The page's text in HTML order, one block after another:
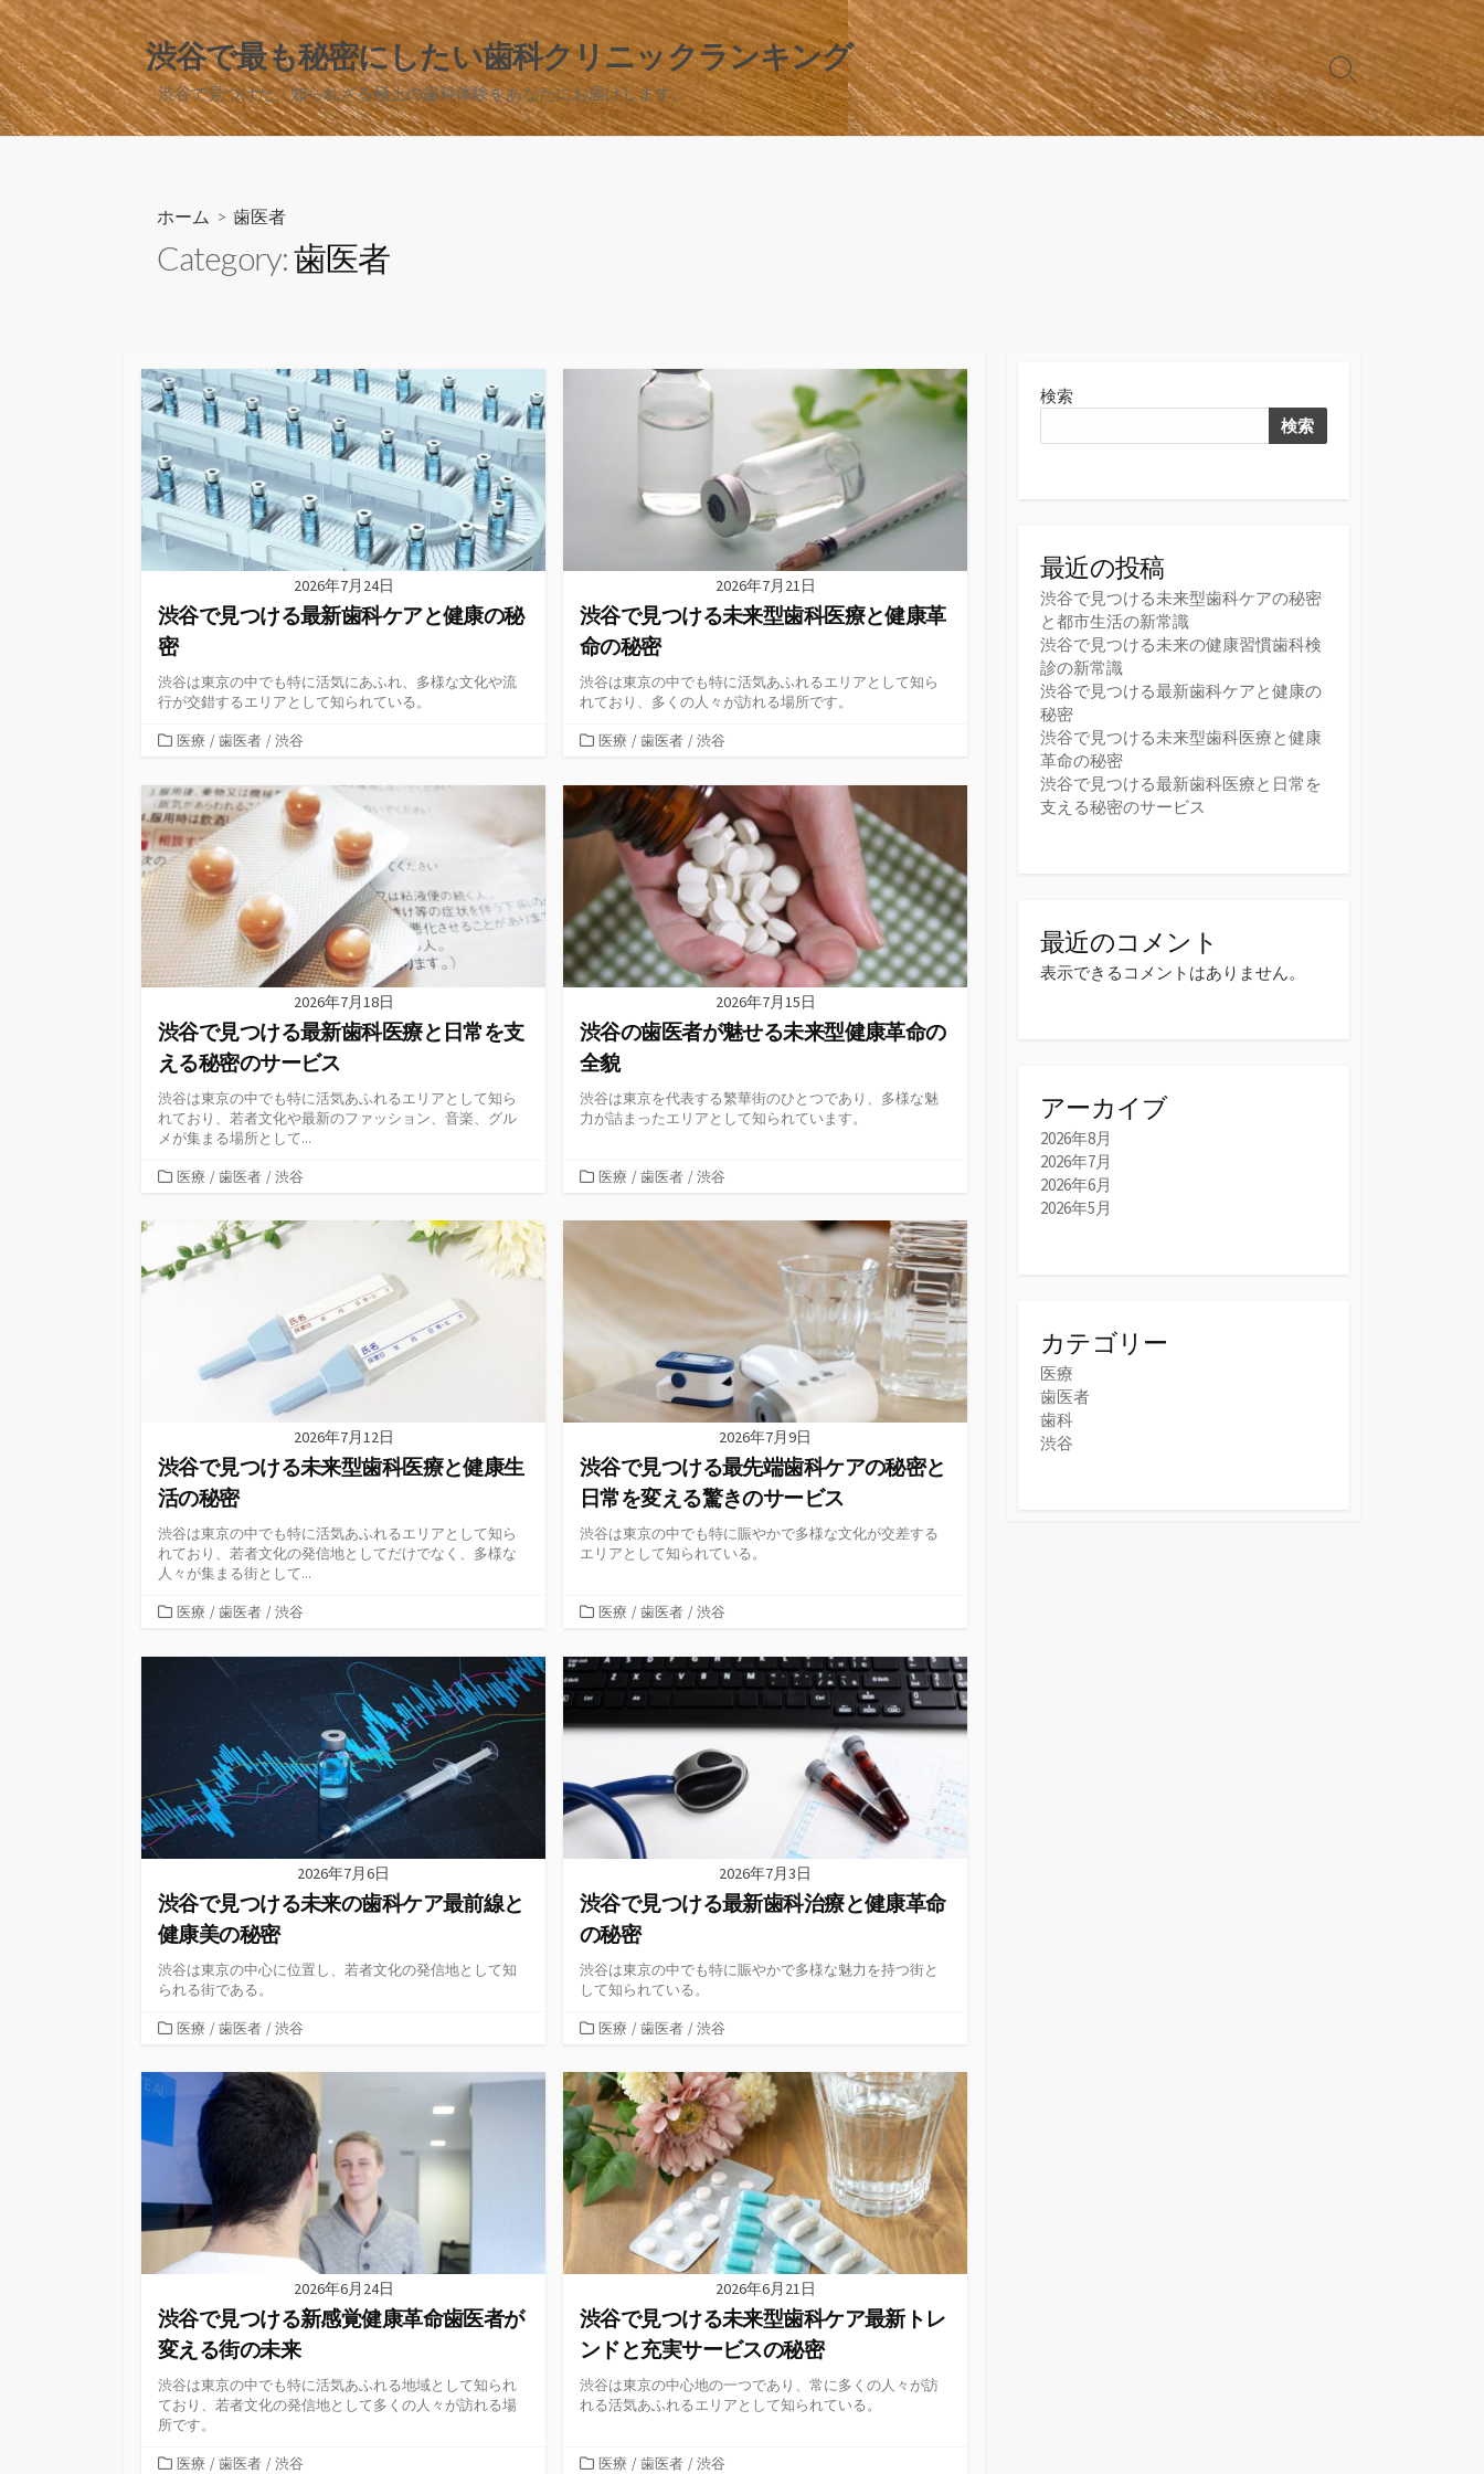
コ
ン
テ
ン
ツ
渋谷で最も秘密にしたい歯科クリニックランキング
渋谷で見つけた、知られざる極上の歯科体験をあなたにお届けします。
検
索
切
ホーム > 歯医者
Category:歯医者
2026年7月24日
渋谷で見つける最新歯科ケアと健康の秘
密
渋谷は東京の中でも特に活気にあふれ、多様な文化や流
行が交錯するエリアとして知られている。
カ
ゴ
リ
ー
医療 / 歯医者 / 渋谷
2026年7月21日
渋谷で見つける未来型歯科医療と健康革
命の秘密
渋谷は東京の中でも特に活気あふれるエリアとして知ら
れており、多くの人々が訪れる場所です。
カ
ゴ
ー
医療 / 歯医者 / 渋谷
2026年7月18日
渋谷で見つける最新歯科医療と日常を支
える秘密のサービス
渋谷は東京の中でも特に活気あふれるエリアとして知ら
れており、若者文化や最新のファッション、音楽、グル
メが集まる場所として...
カ
リ
ー
医療 / 歯医者 / 渋谷
2026年7月15日
渋谷の歯医者が魅せる未来型健康革命の
全貌
渋谷は東京を代表する繁華街のひとつであり、多様な魅
力が詰まったエリアとして知られています。
カ
ゴ
医療 / 歯医者 / 渋谷
2026年7月12日
渋谷で見つける未来型歯科医療と健康生
活の秘密
渋谷は東京の中でも特に活気あふれるエリアとして知ら
れており、若者文化の発信地としてだけでなく、多様な
人々が集まる街として...
カ
ゴ
医療 / 歯医者 / 渋谷
2026年7月9日
渋谷で見つける最先端歯科ケアの秘密と
日常を変える驚きのサービス
渋谷は東京の中でも特に賑やかで多様な文化が交差する
エリアとして知られている。
カ
ゴ
医療 / 歯医者 / 渋谷
2026年7月6日
渋谷で見つける未来の歯科ケア最前線と
健康美の秘密
渋谷は東京の中心に位置し、若者文化の発信地として知
られる街である。
カ
ゴ
リ
ー
医療 / 歯医者 / 渋谷
2026年7月3日
渋谷で見つける最新歯科治療と健康革命
の秘密
渋谷は東京の中でも特に賑やかで多様な魅力を持つ街と
して知られている。
カ
ゴ
リ
ー
医療 / 歯医者 / 渋谷
2026年6月24日
渋谷で見つける新感覚健康革命歯医者が
変える街の未来
渋谷は東京の中でも特に活気あふれる地域として知られ
ており、若者文化の発信地として多くの人々が訪れる場
所です。
カ医療 / 歯医者 / 渋谷
2026年6月21日
渋谷で見つける未来型歯科ケア最新トレ
ンドと充実サービスの秘密
渋谷は東京の中心地の一つであり、常に多くの人々が訪
れる活気あふれるエリアとして知られている。
カ医療 / 歯医者 / 渋谷
検索
検索
最近の投稿
渋谷で見つける未来型歯科ケアの秘密
と都市生活の新常識
渋谷で見つける未来の健康習慣歯科検
診の新常識
渋谷で見つける最新歯科ケアと健康の
秘密
渋谷で見つける未来型歯科医療と健康
革命の秘密
渋谷で見つける最新歯科医療と日常を
支える秘密のサービス
最近のコメント
表示できるコメントはありません。
アーカイブ
2026年8月
2026年7月
2026年6月
2026年5月
カテゴリー
医療
歯医者
歯科
渋谷